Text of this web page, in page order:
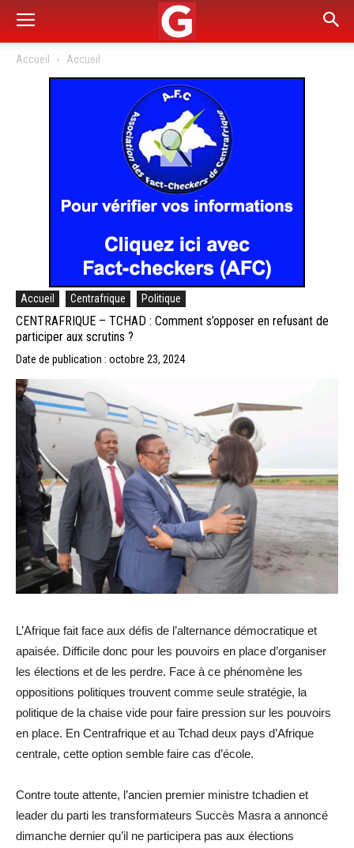
Accueil Accueil
Accueil Centrafrique Politique
CENTRAFRIQUE – TCHAD : Comment s’opposer en refusant de
participer aux scrutins ?
Date de publication : octobre 23, 2024
L’Afrique fait face aux défis de l’alternance démocratique et
apaisée. Difficile donc pour les pouvoirs en place d’organiser
les élections et de les perdre. Face à ce phénomène les
oppositions politiques trouvent comme seule stratégie, la
politique de la chaise vide pour faire pression sur les pouvoirs
en place. En Centrafrique et au Tchad deux pays d’Afrique
centrale, cette option semble faire cas d’école.
Contre toute attente, l’ancien premier ministre tchadien et
leader du parti les transformateurs Succès Masra a annoncé
dimanche dernier qu’il ne participera pas aux élections